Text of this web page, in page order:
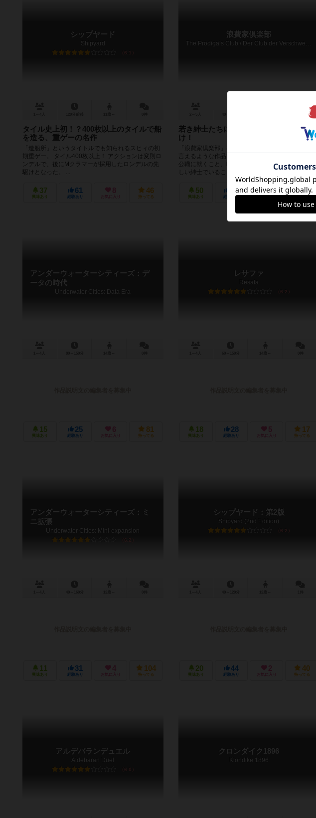
シップヤード
Shipyard
6.1
タイル史上初！？400枚以上のタイルで船
を造る、重ゲーの名作
「造船所」というタイトルでも知られるスヒィの初
期重ゲー。 タイル400枚以上！ アクションは変則ロ
ンデルで、後にMクラマーが採用したロンデルの先
駆けとなった。 ...
37
興味あり
61
経験あり
8
お気に入り
46
持ってる
浪費家倶楽部
若き紳士たちによる前代未聞の悪ふざ
け！
「浪費家倶楽部」は「おかしな遺言」の続編？とも
言えるような作品です。 「富を倹約して使うこと、
公職に就くこと、晩餐会で礼儀正しく話すこと」 正
しい紳士でいることは、若...
50
興味あり
41
経験あり
7 38
アンダーウォーターシティーズ：デ
ータの時代
Underwater Cities: Data Era
15
興味あり
25
経験あり
6
お気に入り
81
持ってる
レサファ
Resafa
6.2
18
興味あり
28
経験あり
5
お気に入り
17
持ってる
アンダーウォーターシティーズ：ミ
ニ拡張
Underwater Cities: Mini-expansion
6.2
11
興味あり
31
経験あり
4
お気に入り
104
持ってる
シップヤード：第2版
Shipyard (2nd Edition)
6.2
20
興味あり
44
経験あり
2
お気に入り
40
持ってる
アルデバランデュエル
Aldebaran Duel
6.0
クロンダイク1896
Klondike 1896